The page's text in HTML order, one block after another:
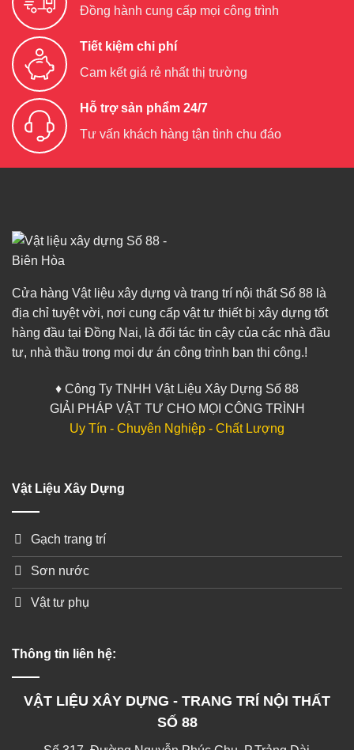
Đồng hành cung cấp mọi công trình
Tiết kiệm chi phí
Cam kết giá rẻ nhất thị trường
Hỗ trợ sản phẩm 24/7
Tư vấn khách hàng tận tình chu đáo
Cửa hàng Vật liệu xây dựng và trang trí nội thất Số 88 là
địa chỉ tuyệt vời, nơi cung cấp vật tư thiết bị xây dựng tốt
hàng đầu tại Đồng Nai, là đối tác tin cậy của các nhà đầu
tư, nhà thầu trong mọi dự án công trình bạn thi công.!
♦ Công Ty TNHH Vật Liệu Xây Dựng Số 88
GIẢI PHÁP VẬT TƯ CHO MỌI CÔNG TRÌNH
Uy Tín - Chuyên Nghiệp - Chất Lượng
Vật Liệu Xây Dựng
Gạch trang trí
Sơn nước
Vật tư phụ
Thông tin liên hệ:
VẬT LIỆU XÂY DỰNG - TRANG TRÍ NỘI THẤT
SỐ 88